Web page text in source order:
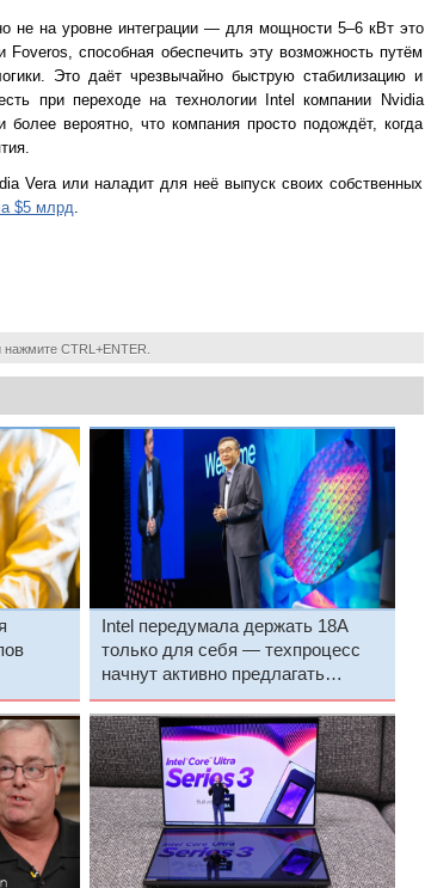
не на уровне интеграции — для мощности 5–6 кВт это
способная обеспечить эту возможность путём
Это даёт чрезвычайно быструю стабилизацию и
при переходе на технологии Intel компании Nvidia
более вероятно, что компания просто подождёт, когда
Vera или наладит для неё выпуск своих собственных
$5 млрд
CTRL+ENTER.
Intel передумала держать 18A
только для себя — техпроцесс
начнут активно предлагать
сторонним клиентам